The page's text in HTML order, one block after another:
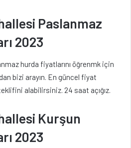
Paslanmaz
2023
hurda fiyatlarını öğrenmk için
bizi arayın. En güncel fiyat
alabilirsiniz. 24 saat açığız.
Kurşun
2023